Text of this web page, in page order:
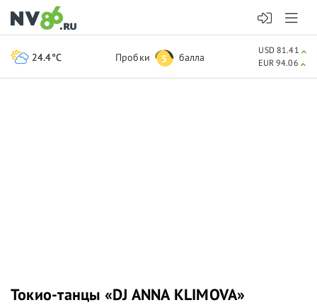
Токио-танцы «DJ ANNA KLIMOVA»
24.4°C Пробки 5 балла
USD 81.41
EUR 94.06